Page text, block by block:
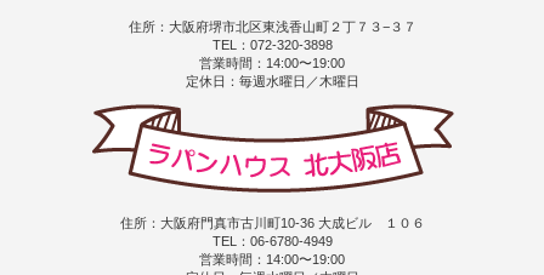
住所：大阪府堺市北区東浅香山町２丁７３−３７
TEL：072-320-3898
営業時間：14:00〜19:00
定休日：毎週水曜日／木曜日
住所：大阪府門真市古川町10-36 大成ビル １０６
TEL：06-6780-4949
営業時間：14:00〜19:00